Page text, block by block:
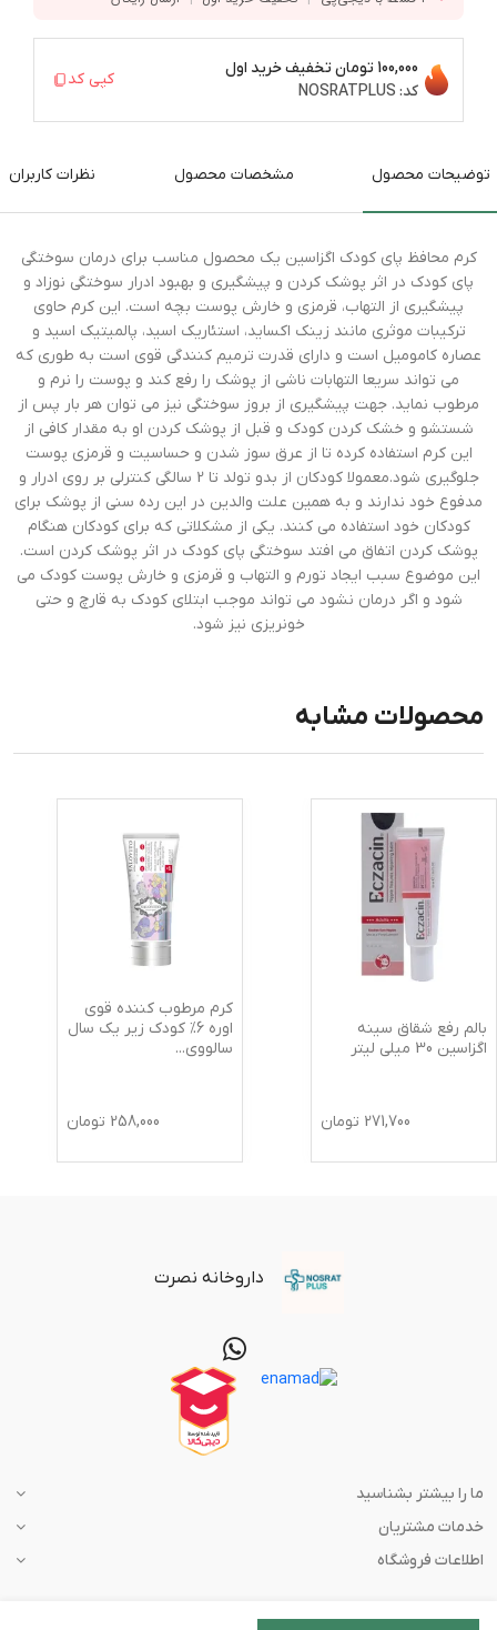
100,000 تومان
تخفیف خرید اول
کد: NOSRATPLUS
کپی کد
توضیحات محصول مشخصات محصول نظرات کاربران
کرم محافظ پای کودک اگزاسین یک محصول مناسب برای درمان سوختگی
پای کودک در اثر پوشک کردن و پیشگیری و بهبود ادرار سوختگی نوزاد و
پیشگیری از التهاب، قرمزی و خارش پوست بچه است. این کرم حاوی
ترکیبات موثری مانند زینک اکساید، استئاریک اسید، پالمیتیک اسید و
عصاره کامومیل است و دارای قدرت ترمیم کنندگی قوی است به طوری که
می تواند سریعا التهابات ناشی از پوشک را رفع کند و پوست را نرم و
مرطوب نماید. جهت پیشگیری از بروز سوختگی نیز می توان هر بار پس از
شستشو و خشک کردن کودک و قبل از پوشک کردن او به مقدار کافی از
این کرم استفاده کرده تا از عرق سوز شدن و حساسیت و قرمزی پوست
جلوگیری شود.معمولا کودکان از بدو تولد تا 2 سالگی کنترلی بر روی ادرار و
مدفوع خود ندارند و به همین علت والدین در این رده سنی از پوشک برای
کودکان خود استفاده می کنند. یکی از مشکلاتی که برای کودکان هنگام
پوشک کردن اتفاق می افتد سوختگی پای کودک در اثر پوشک کردن است.
این موضوع سبب ایجاد تورم و التهاب و قرمزی و خارش پوست کودک می
شود و اگر درمان نشود می تواند موجب ابتلای کودک به قارچ و حتی
خونریزی نیز شود.
محصولات مشابه
بالم رفع شقاق سینه
اگزاسین 30 میلی لیتر
271,700 تومان
کرم مرطوب کننده قوی
اوره 6% کودک زیر یک سال
سالووی...
258,000 تومان
داروخانه نصرت
ما را بیشتر بشناسید
خدمات مشتریان
اطلاعات فروشگاه